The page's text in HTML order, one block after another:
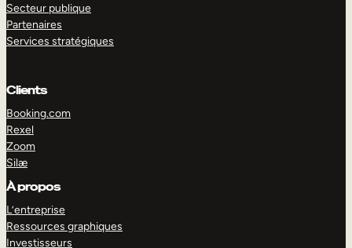
Secteur publique
Partenaires
Services stratégiques
Clients
Booking.com
Rexel
Zoom
Silæ
À propos
L’entreprise
Ressources graphiques
Investisseurs